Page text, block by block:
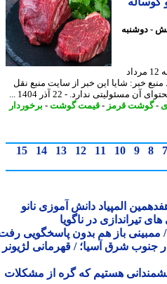
54:48 قیمت گوشت قرمز امروز دوشنبه 12 مرداد
خبر: شایا این خبر از سایت منبع نقل
ندارد. - 22 آذر 1404 ...
گوشت قرمز- قیمت گوشت-برخوردار
8
9
10
11
12
13
14
15
المپیاد دانش آموزی نانو
باز هم بدون پاسخگویی رفت
شرق آسیا؛ / قهرمانی لژیونر
هستیم که گره از مشکلات